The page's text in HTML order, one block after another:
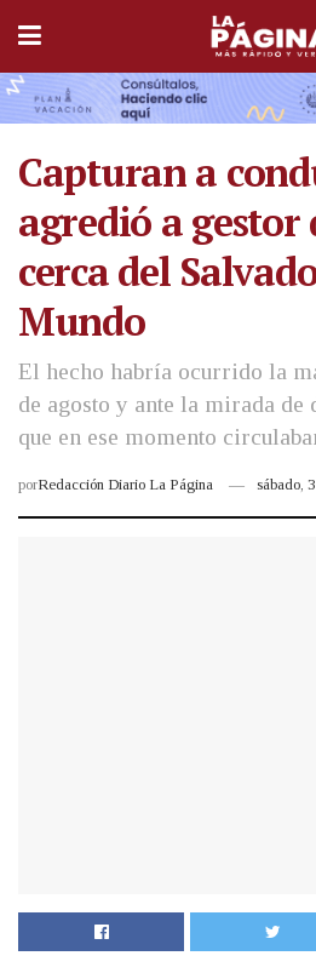
Capturan a
agredió a gestor
cerca del
Mundo
El hecho habría ocurrido la
de agosto y ante la mirada de
que en ese momento
porRedacción Diario La Página sábado,